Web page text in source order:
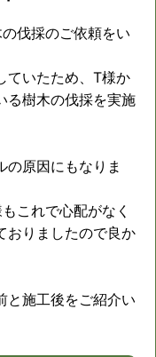
伐採のご依頼をい
ていたため、T様か
る樹木の伐採を実施
の原因にもなりま
これで心配がなく
おりましたので良か
と施工後をご紹介い